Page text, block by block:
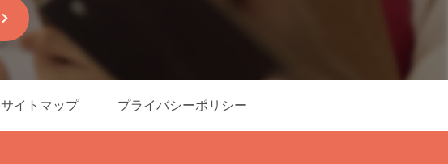
サイトマップ プライバシーポリシー